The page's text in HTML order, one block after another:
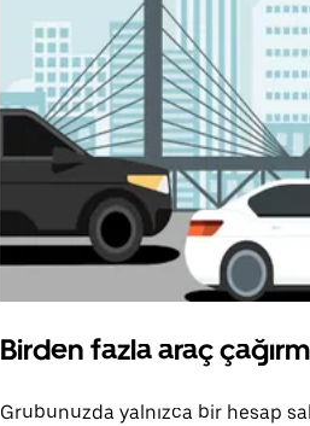
Birden fazla araç
Grubunuzda yalnızca bir hesap